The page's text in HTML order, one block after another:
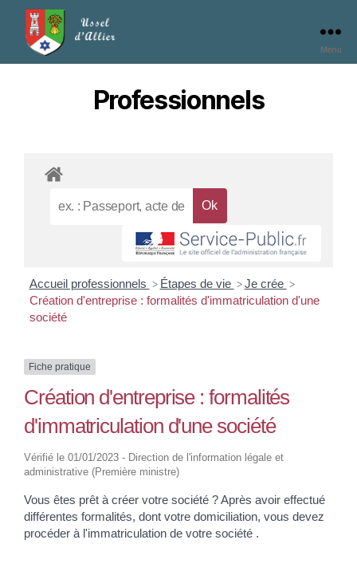
Menu
Professionnels
Accueil professionnels > Étapes de vie > Je crée >
Création d'entreprise : formalités d'immatriculation d'une
société
Fiche pratique
Création d'entreprise : formalités
d'immatriculation d'une société
Vérifié le 01/01/2023 - Direction de l'information légale et
administrative (Première ministre)
Vous êtes prêt à créer votre société ? Après avoir effectué
différentes formalités, dont votre domiciliation, vous devez
procéder à l'immatriculation de votre société .